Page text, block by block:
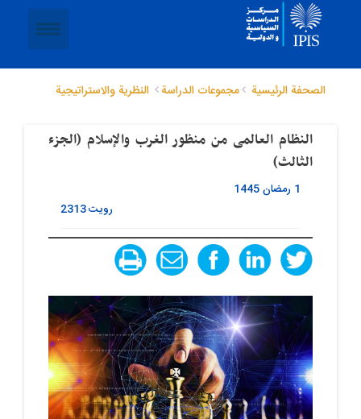
الصحفة الرئيسية مجموعات الدراسة النظریة والاستراتیجیة
النظام العالمی من منظور الغرب والإسلام (الجزء
الثالث)
1 رمضان 1445
رویت2313